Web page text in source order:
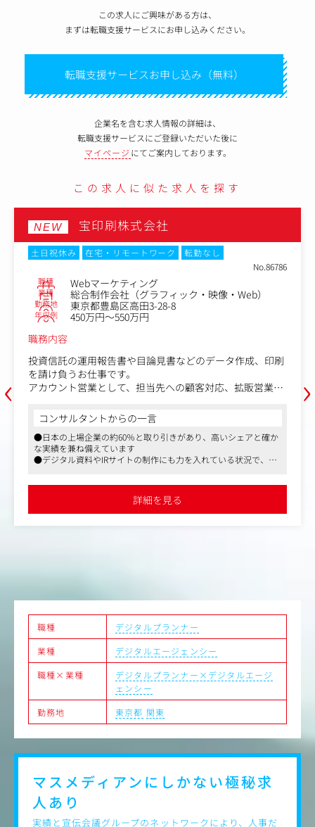
この求人にご興味がある方は、
まずは転職支援サービスにお申し込みください。
転職支援サービスお申し込み（無料）
企業名を含む求人情報の詳細は、
転職支援サービスにご登録いただいた後に
マイページ にてご案内しております。
この求人に似た求人を探す
‹
NEW 宝印刷株式会社
土日祝休み 在宅・リモートワーク
転勤なし
No.86786
職種 Webマーケティング
業種 総合制作会社（グラフィック・映像・Web）
勤務地 東京都豊島区高田3-28-8
年収例
450万円～550万円
職務内容
投資信託の運用報告書や目論見書などのデータ作成、印刷
を請け負うお仕事です。
アカウント営業として、担当先への顧客対応、拡販営業、
正、納期管理までを一貫してコントロールする業務です。
あなたの品質管理が、お客様からの信頼となり受注に直結
する、非常に貢献度の高いポジションです。
具体的には
・顧客対応：受注品目、同社サービスの拡販。スケジュー
ル提示、価格交渉、見積/請求書作成等。
・原稿作成：投資信託の決算期に合わせた報告書等の原稿
作成。基本はメール、電話でのやり取りが中心。お客様か
らのデータ作成依頼を正確に理解し、制作部門へ原稿手配
を行う。
・進行管理：社内外の制作部門と連携し、スケジュールや
タスクの進捗を管理。急な増刷対応や納期調整も顧客の信
頼に繋がります。
・校正・検品：作成したデータが正しいか確認を行う。デ
ジタル校正ツールを補助ツールとしても活用。最終成果物
の緻密なチェック。
コンサルタントからの一言
●日本の上場企業の約60％と取り引きがあり、高いシェアと確か
な実績を兼ね備えています
●デジタル資料やIRサイトの制作にも力を入れている状況で、映
間7時間15分と働きやすく安定した環境です
詳細を見る
›
職種
デジタルプランナー
業種
デジタルエージェンシー
職種×業種
デジタルプランナー×デジタルエージ
ェンシー
勤務地
東京都 関東
マスメディアンにしかない極秘求
人あり
実績と宣伝会議グループのネットワークにより、人事だ